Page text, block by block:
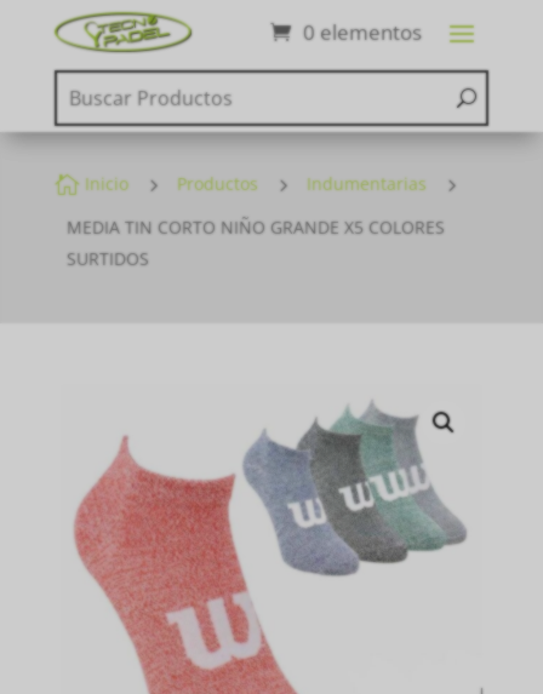
0 elementos
 Inicio 5 Productos 5 Indumentarias 5
MEDIA TIN CORTO NIÑO GRANDE X5 COLORES
SURTIDOS